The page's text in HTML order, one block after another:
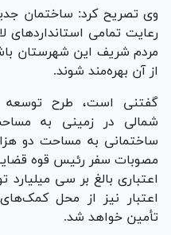
وی تصریح کرد: ساختمان
رعایت تمامی
مردم شریف این شهرستان
از آن بهره‌مند شوند.
گفتنی است، طرح توسعه
ساختمانی به مساحت دو
مصوبات سفر رئیس قوه
اعتباری بالغ بر سی
اعتبار نیز از محل
تأمین خواهد شد.